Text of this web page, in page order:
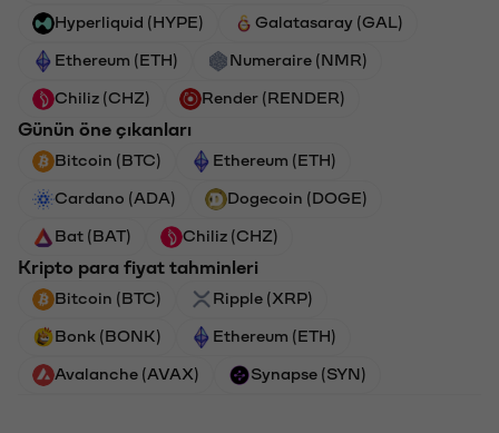
Hyperliquid (HYPE) Galatasaray (GAL)
Ethereum (ETH) Numeraire (NMR)
Chiliz (CHZ) Render (RENDER)
Günün öne çıkanları
Bitcoin (BTC) Ethereum (ETH)
Cardano (ADA) Dogecoin (DOGE)
Bat (BAT) Chiliz (CHZ)
Kripto para fiyat tahminleri
Bitcoin (BTC) Ripple (XRP)
Bonk (BONK) Ethereum (ETH)
Avalanche (AVAX) Synapse (SYN)